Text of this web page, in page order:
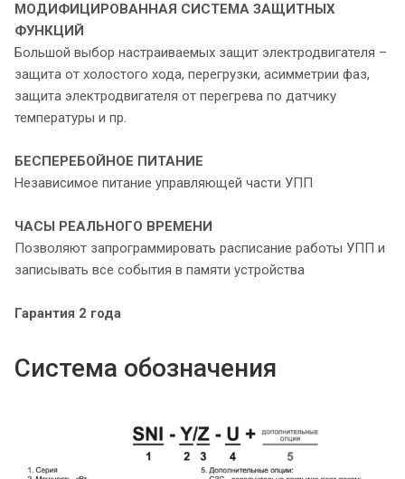
МОДИФИЦИРОВАННАЯ СИСТЕМА ЗАЩИТНЫХ
ФУНКЦИЙ
Большой выбор настраиваемых защит электродвигателя –
защита от холостого хода, перегрузки, асимметрии фаз,
защита электродвигателя от перегрева по датчику
температуры и пр.
БЕСПЕРЕБОЙНОЕ ПИТАНИЕ
Независимое питание управляющей части УПП
ЧАСЫ РЕАЛЬНОГО ВРЕМЕНИ
Позволяют запрограммировать расписание работы УПП и
записывать все события в памяти устройства
Гарантия 2 года
Система обозначения